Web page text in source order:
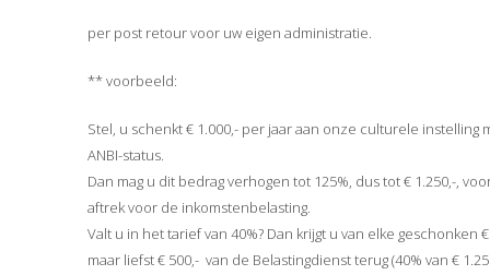
per post retour voor uw eigen administratie.
** voorbeeld:
Stel, u schenkt € 1.000,- per jaar aan onze culturele instelling
ANBI-status.
Dan mag u dit bedrag verhogen tot 125%, dus tot € 1.250,-,
aftrek voor de inkomstenbelasting.
Valt u in het tarief van 40%? Dan krijgt u van elke geschonken €
maar liefst € 500,- van de Belastingdienst terug (40% van €